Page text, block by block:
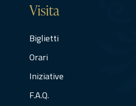
Visita
Biglietti
Orari
Iniziative
F.A.Q.